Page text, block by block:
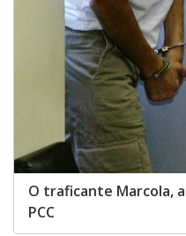
O traficante Marcola,
PCC